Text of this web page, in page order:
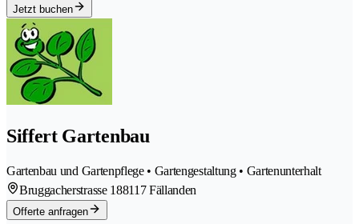
Jetzt buchen
Siffert Gartenbau
Gartenbau und Gartenpflege • Gartengestaltung • Gartenunterhalt
Bruggacherstrasse 188117 Fällanden
Offerte anfragen